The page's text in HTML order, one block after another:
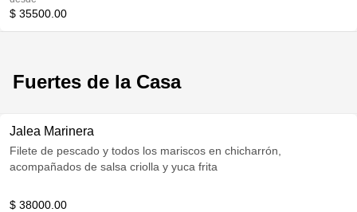
$ 35500.00
Fuertes de la Casa
Jalea Marinera
Filete de pescado y todos los mariscos en chicharrón,
acompañados de salsa criolla y yuca frita
$ 38000.00